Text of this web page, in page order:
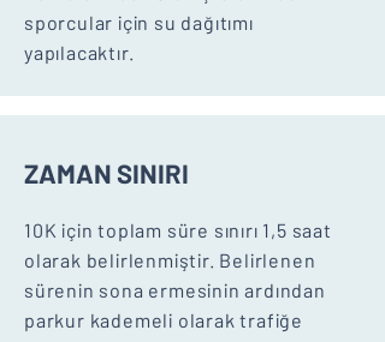
sporcular için su dağıtımı
yapılacaktır.
ZAMAN SINIRI
10K için toplam süre sınırı 1,5 saat
olarak belirlenmiştir. Belirlenen
sürenin sona ermesinin ardından
parkur kademeli olarak trafiğe